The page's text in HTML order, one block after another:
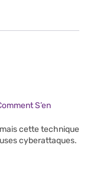
S’en
mais cette technique
cyberattaques.